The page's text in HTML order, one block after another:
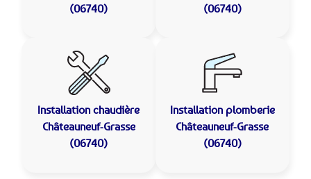
(06740)
(06740)
Installation chaudière
Châteauneuf-Grasse
(06740)
Installation plomberie
Châteauneuf-Grasse
(06740)